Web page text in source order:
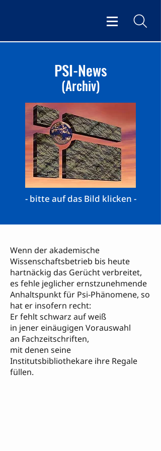
PSI-News
(Archiv)
- bitte auf das Bild klicken -
Wenn der akademische
Wissenschaftsbetrieb bis heute
hartnäckig das Gerücht verbreitet,
es fehle jeglicher ernstzunehmende
Anhaltspunkt für Psi-Phänomene, so
hat er insofern recht:
Er fehlt schwarz auf weiß
in jener einäugigen Vorauswahl
an Fachzeitschriften,
mit denen seine
Institutsbibliothekare ihre Regale
füllen.